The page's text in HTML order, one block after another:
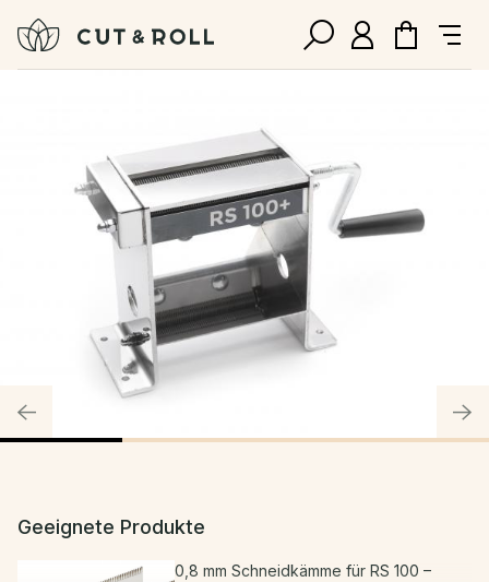
Geeignete Produkte
0,8 mm Schneidkämme für RS 100 –